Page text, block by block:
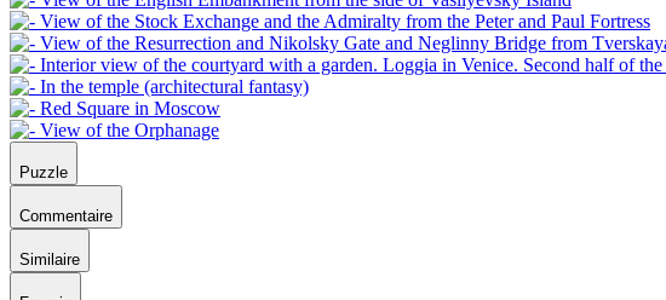
Puzzle
Commentaire
Similaire